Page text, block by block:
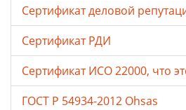
Сертификат деловой
Сертификат РДИ
Сертификат ИСО 22000, что
ГОСТ Р 54934-2012 Ohsas